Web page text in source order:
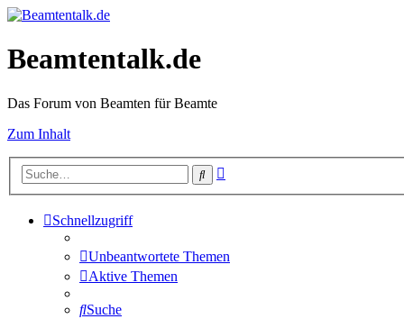
Beamtentalk.de
Das Forum von Beamten für Beamte
Zum Inhalt
Suche
Schnellzugriff
Unbeantwortete Themen
Aktive Themen
Suche